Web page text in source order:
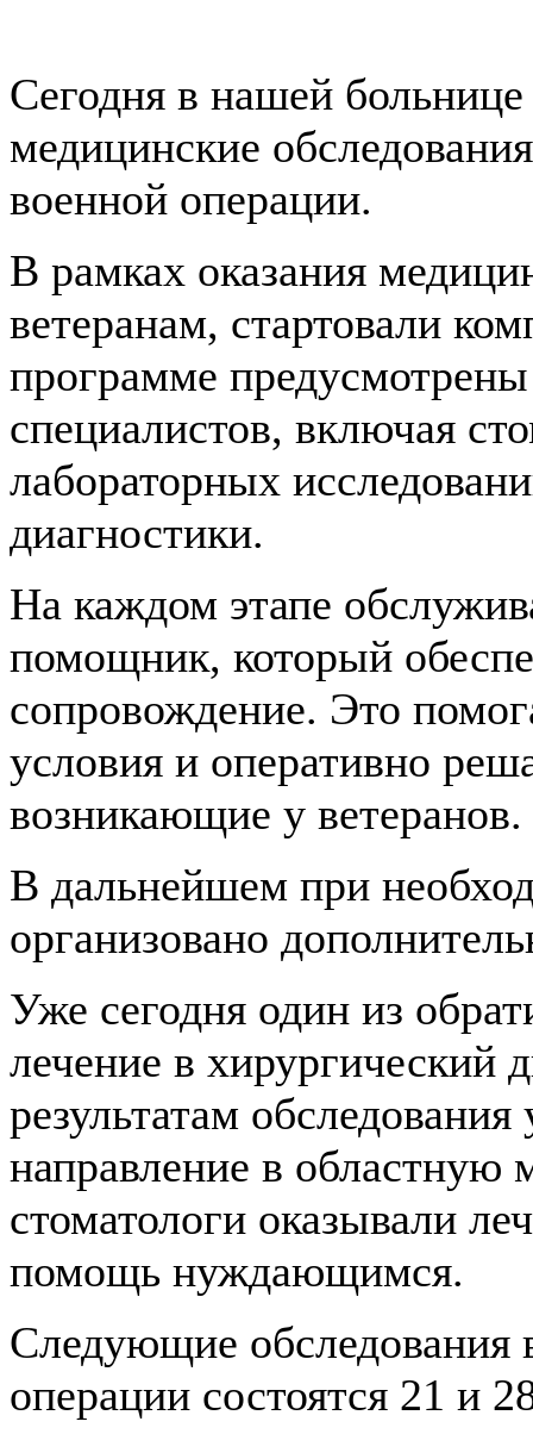
Сегодня в нашей
медицинские
военной операции.
В рамках оказания
ветеранам, стартовали
программе
специалистов, включая
лабораторных
диагностики.
На каждом этапе
помощник, который
сопровождение. Это
условия и оперативно
возникающие у ветеранов.
В дальнейшем при
организовано
Уже сегодня один из
лечение в хирургический
результатам
направление в
стоматологи оказывали
помощь нуждающимся.
Следующие обследования
операции состоятся 21 и